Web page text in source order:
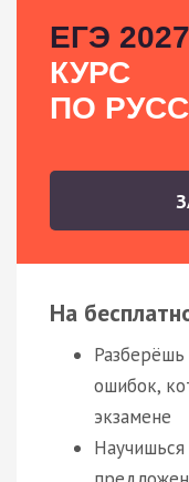
ЕГЭ
КУРС
ПО
На
ошибок,
экзамене